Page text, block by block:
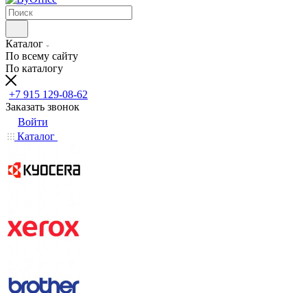
Каталог
По всему сайту
По каталогу
+7 915 129-08-62
Заказать звонок
Войти
Каталог